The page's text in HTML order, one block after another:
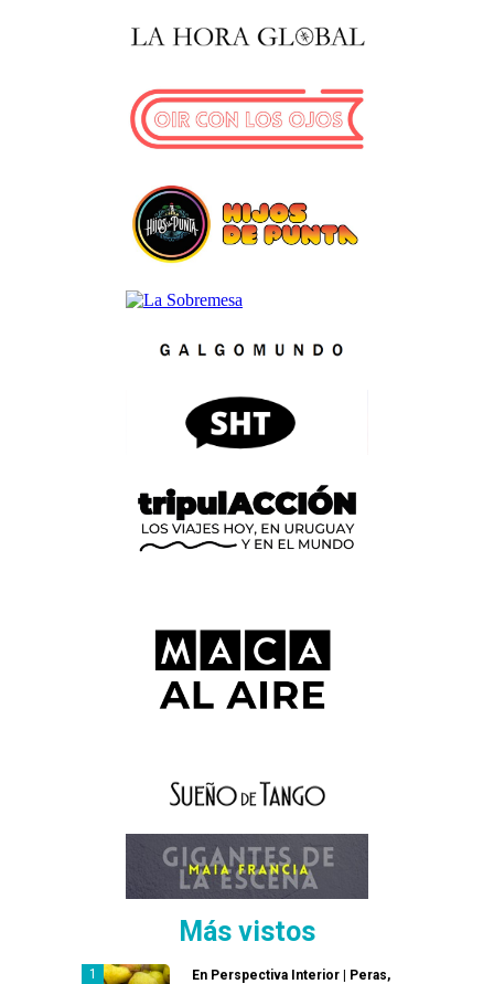
Más vistos
En Perspectiva Interior | Peras,